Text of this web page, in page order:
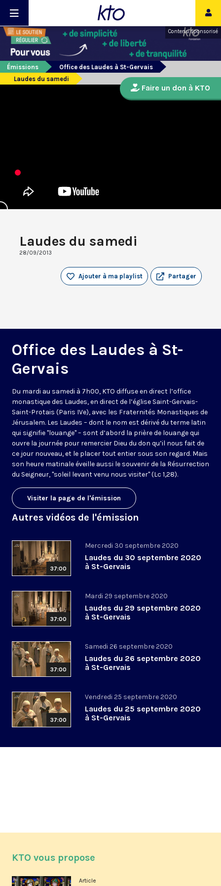
Contenu sponsorisé
Émissions
Office des Laudes à St-Gervais
Laudes du samedi
Laudes du samedi
28/09/2013
Partager
Ajouter à ma playlist
Office des Laudes à St-
Gervais
Du mardi au samedi à 7h00, KTO diffuse en direct l’office
monastique des Laudes, en direct de l’église Saint-Gervais-
Saint-Protais (Paris IVe), avec les Fraternités Monastiques de
Jérusalem. Les Laudes – dont le nom est dérivé du terme latin
qui signifie "louange" – sont d’abord la prière de louange qui
ouvre la journée pour remercier Dieu du don qu’il nous fait de
ce jour nouveau, et le placer tout entier sous son regard. Mais
son heure matinale éveille aussi le souvenir de la Résurrection
du Seigneur, "soleil levant venu nous visiter" (Lc 1,28).
Visiter la page de l'émission
Autres vidéos de l'émission
37:00
Mercredi 30 septembre 2020
Laudes du 30 septembre 2020
à St-Gervais
37:00
Mardi 29 septembre 2020
Laudes du 29 septembre 2020
à St-Gervais
37:00
Samedi 26 septembre 2020
Laudes du 26 septembre 2020
à St-Gervais
37:00
Vendredi 25 septembre 2020
Laudes du 25 septembre 2020
à St-Gervais
Faire un don à KTO
KTO vous propose
Article